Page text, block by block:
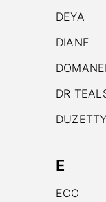
DEYA
DIANE
DR
DUZETTY
E
ECO